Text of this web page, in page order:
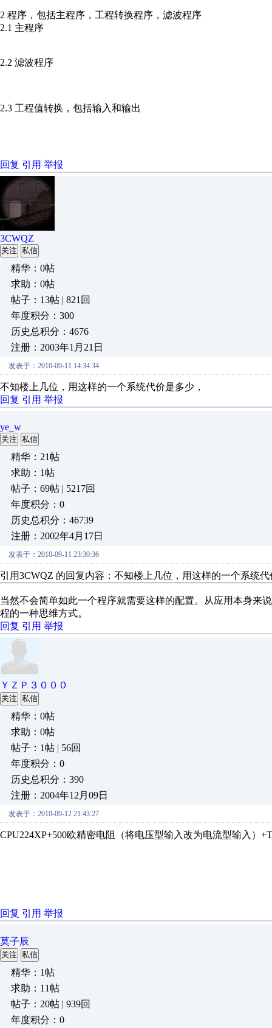
2 程序，包括主程序，工程转换程序，滤波程序
2.1 主程序
2.2 滤波程序
2.3 工程值转换，包括输入和输出
回复 引用 举报
3CWQZ
关注 私信
精华：0帖
求助：0帖
帖子：13帖 | 821回
年度积分：300
历史总积分：4676
注册：2003年1月21日
发表于：2010-09-11 14:34:34
不知楼上几位，用这样的一个系统代价是多少，
回复 引用 举报
ye_w
关注 私信
精华：21帖
求助：1帖
帖子：69帖 | 5217回
年度积分：0
历史总积分：46739
注册：2002年4月17日
发表于：2010-09-11 23:30:36
引用3CWQZ 的回复内容：不知楼上几位，用这样的一个系统
当然不会简单如此一个程序就需要这样的配置。从应用本身来
程的一种思维方式。
回复 引用 举报
ＹＺＰ３０００
关注 私信
精华：0帖
求助：0帖
帖子：1帖 | 56回
年度积分：0
历史总积分：390
注册：2004年12月09日
发表于：2010-09-12 21:43:27
CPU224XP+500欧精密电阻（将电压型输入改为电流型输入）
回复 引用 举报
莫子辰
关注 私信
精华：1帖
求助：11帖
帖子：20帖 | 939回
年度积分：0